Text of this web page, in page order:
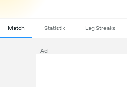
Match Statistik Lag Streaks
Ad